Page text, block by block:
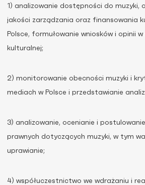
1) analizowanie dostępności do muzyki,
jakości zarządzania oraz finansowania
Polsce, formułowanie wniosków i opinii
kulturalnej;
2) monitorowanie obecności muzyki i
mediach w Polsce i przedstawianie
3) analizowanie, ocenianie i
prawnych dotyczących muzyki, w tym
uprawianie;
4) współuczestnictwo we wdrażaniu i